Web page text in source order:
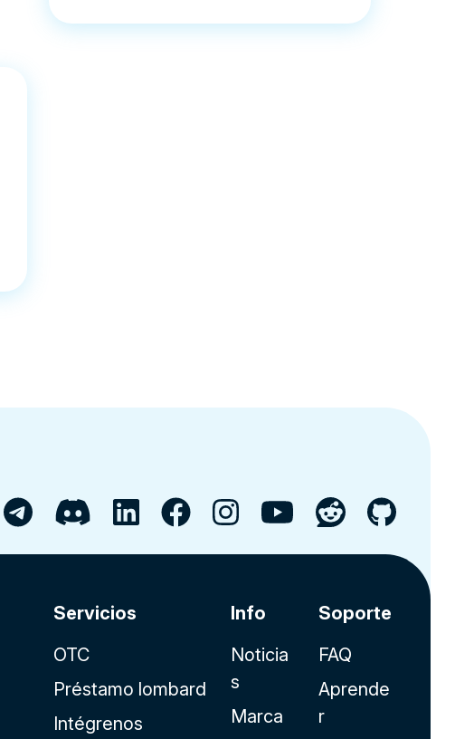
Servicios
OTC
Préstamo lombard
Intégrenos
Info
Noticia
s
Marca
Soporte
FAQ
Aprende
r